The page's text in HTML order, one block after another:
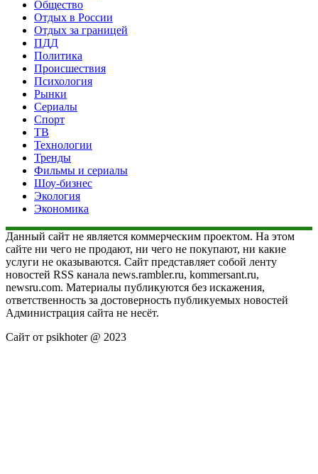
Общество
Отдых в России
Отдых за границей
ПДД
Политика
Происшествия
Психология
Рынки
Сериалы
Спорт
ТВ
Технологии
Тренды
Фильмы и сериалы
Шоу-бизнес
Экология
Экономика
Данный сайт не является коммерческим проектом. На этом
сайте ни чего не продают, ни чего не покупают, ни какие
услуги не оказываются. Сайт представляет собой ленту
новостей RSS канала news.rambler.ru, kommersant.ru,
newsru.com. Материалы публикуются без искажения,
ответственность за достоверность публикуемых новостей
Администрация сайта не несёт.
Сайт от psikhoter @ 2023